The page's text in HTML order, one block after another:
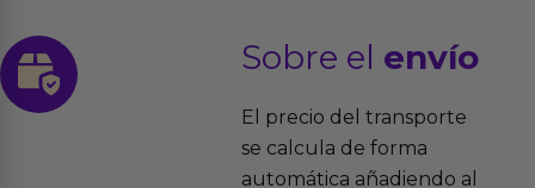
Sobre el envío
El precio del transporte
se calcula de forma
automática añadiendo al